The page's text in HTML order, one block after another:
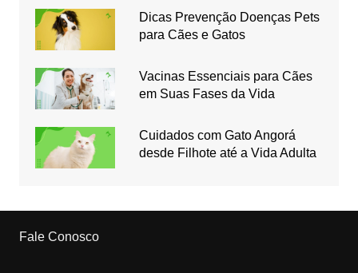
Dicas Prevenção Doenças Pets
para Cães e Gatos
Vacinas Essenciais para Cães
em Suas Fases da Vida
Cuidados com Gato Angorá
desde Filhote até a Vida Adulta
Fale Conosco